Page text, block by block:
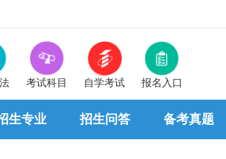
考试科目 自学考试 报名入口
生专业 招生问答 备考真题